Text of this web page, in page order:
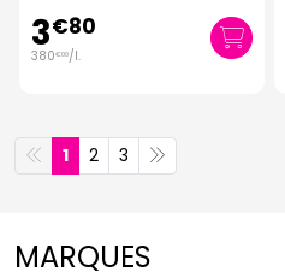
3€80
380€00/l.
1 2 3
MARQUES